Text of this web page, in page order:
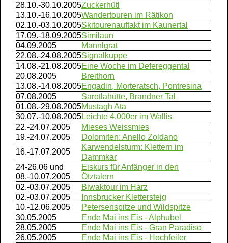
28.10.-30.10.2005Zuckerhütl
13.10.-16.10.2005Wandertouren im Rätikon
02.10.-03.10.2005Skitourenauftakt im Kaunertal
17.09.-18.09.2005Similaun
04.09.2005
Mannlgrat
22.08.-24.08.2005Signalkuppe
14.08.-21.08.2005Eine Woche im Defereggental
20.08.2005
Breithorn
13.08.-14.08.2005Engadin, Morteratsch, Pontresina
07.08.2005
Sarotlahütte, Brandner Tal
01.08.-29.08.2005Mustagh Ata
30.07.-10.08.2005Leichte 4.000er im Wallis
22.-24.07.2005
Mieses Weissmies
19.-24.07.2005
Dolomiten: Anello Zoldano
16.-17.07.2005
Karwendelsturm: Klettern im
Dammkar
24-26.06 und
08.-10.07.2005
Eiskurs für Anfänger in den
Ötztalern
02.-03.07.2005
Biwaktour im Harz
02.-03.07.2005
Innsbrucker Klettersteig
10.-12.06.2005
Petersenspitze und Wildspitze
30.05.2005
Ende Mai ins Eis - Alphubel
28.05.2005
Ende Mai ins Eis - Gran Paradiso
26.05.2005
Ende Mai ins Eis - Hochfeiler